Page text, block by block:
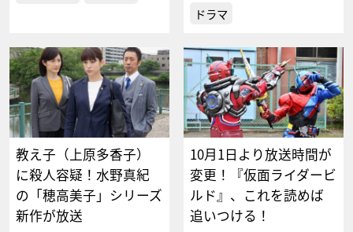
ドラマ
教え子（上原多香子）
に殺人容疑！水野真紀
の「穂高美子」シリーズ
新作が放送
10月1日より放送時間が
変更！『仮面ライダービ
ルド』、これを読めば
追いつける！